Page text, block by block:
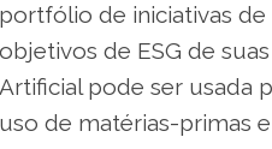
portfólio de iniciativas de
objetivos de ESG de
Artificial pode ser usada
uso de matérias-primas